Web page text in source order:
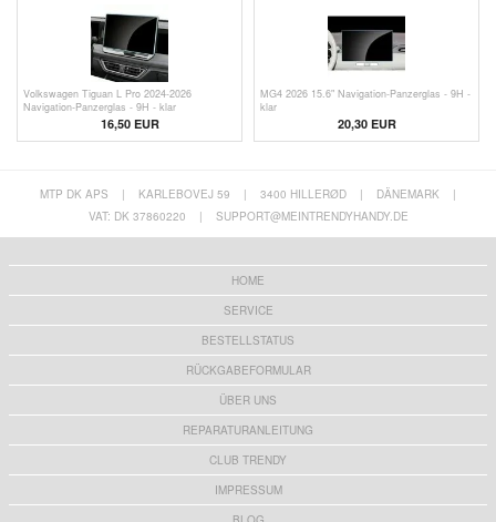
Volkswagen Tiguan L Pro 2024-2026
Navigation-Panzerglas - 9H - klar
16,50EUR
MG4 2026 15.6" Navigation-Panzerglas - 9H -
klar
20,30EUR
MTP DK APS | KARLEBOVEJ 59 | 3400 HILLERØD | DÄNEMARK
|
VAT: DK 37860220
| SUPPORT@MEINTRENDYHANDY.DE
HOME
SERVICE
BESTELLSTATUS
RÜCKGABEFORMULAR
ÜBER UNS
REPARATURANLEITUNG
CLUB TRENDY
IMPRESSUM